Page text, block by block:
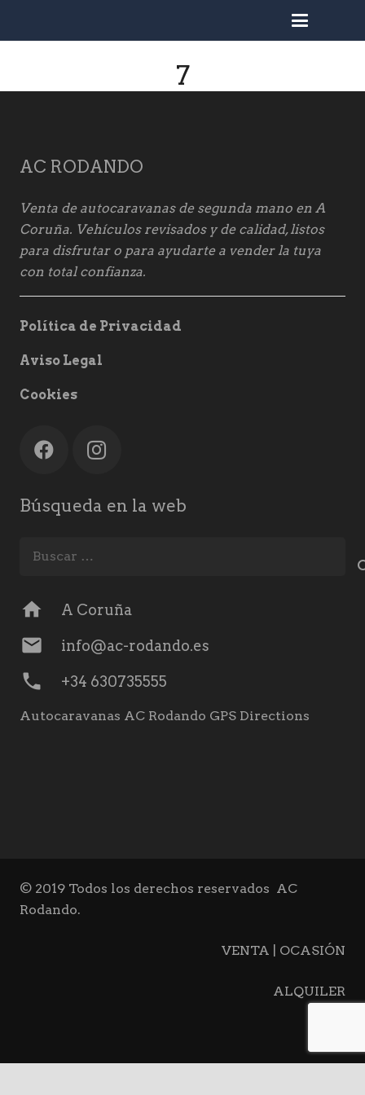
7
AC RODANDO
Venta de autocaravanas de segunda mano en A
Coruña. Vehículos revisados y de calidad, listos
para disfrutar o para ayudarte a vender la tuya
con total confianza.
Política de Privacidad
Aviso Legal
Cookies
Búsqueda en la web
home A Coruña
mail info@ac-rodando.es
phone +34 630735555
Autocaravanas AC Rodando GPS Directions
© 2019 Todos los derechos reservados AC
Rodando.
VENTA | OCASIÓN
ALQUILER